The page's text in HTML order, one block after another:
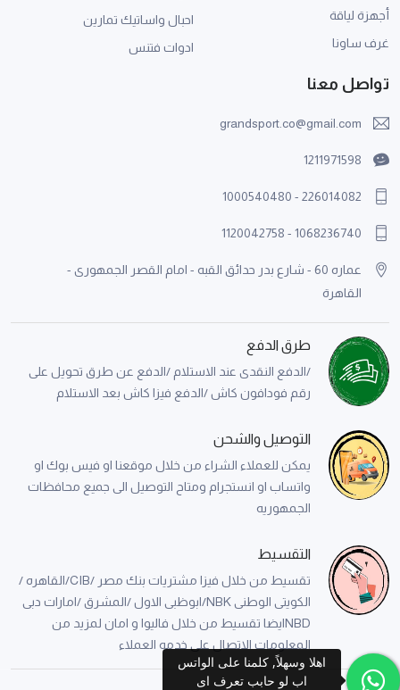
أجهزة لياقة
غرف ساونا
احبال واساتيك تمارين
ادوات فتنس
تواصل معنا
grandsport.co@gmail.com
1211971598
226014082
-
1000540480
1068236740
-
1120042758
عماره 60 - شارع بدر حدائق القبه - امام القصر الجمهورى -
القاهرة
طرق الدفع
/الدفع النقدى عند الاستلام /الدفع عن طرق تحويل على
رقم فودافون كاش /الدفع فيزا كاش بعد الاستلام
التوصيل والشحن
يمكن للعملاء الشراء من خلال موقعنا او فيس بوك او
واتساب او انستجرام ومتاح التوصيل الى جميع محافظات
الجمهوريه
التقسيط
تقسيط من خلال فيزا مشتريات بنك مصر /CIB/القاهره /
الكويتى الوطنى NBK/ابوظبى الاول /المشرق /امارات دبى
NBDايضا تقسيط من خلال فاليوا و امان لمزيد من
المعلومات الاتصال على خدمه العملاء
اهلا وسهلاً, كلمنا على الواتس
اب لو حابب تعرف اى